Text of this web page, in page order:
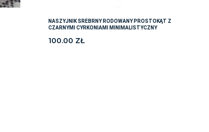
NASZYJNIK SREBRNY RODOWANY PROSTOKĄT Z
CZARNYMI CYRKONIAMI MINIMALISTYCZNY
100.00 ZŁ